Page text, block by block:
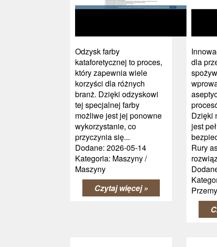
Odzysk farby
kataforetycznej to proces,
który zapewnia wiele
korzyści dla różnych
branż. Dzięki odzyskowi
tej specjalnej farby
możliwe jest jej ponowne
wykorzystanie, co
przyczynia się...
Dodane: 2026-05-14
Kategoria: Maszyny /
Maszyny
Czytaj więcej »
dla
Dzięki
jest
Rury